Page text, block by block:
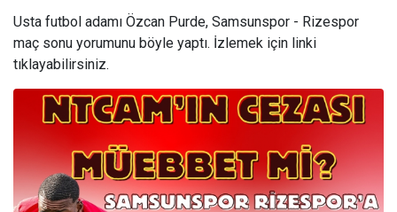
Usta futbol adamı Özcan Purde, Samsunspor - Rizespor
maç sonu yorumunu böyle yaptı. İzlemek için linki
tıklayabilirsiniz.